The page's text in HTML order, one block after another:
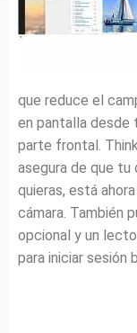
que reduce el
en pantalla desde
parte frontal.
asegura de que tu
quieras, está
cámara. También
opcional y un
para iniciar sesión